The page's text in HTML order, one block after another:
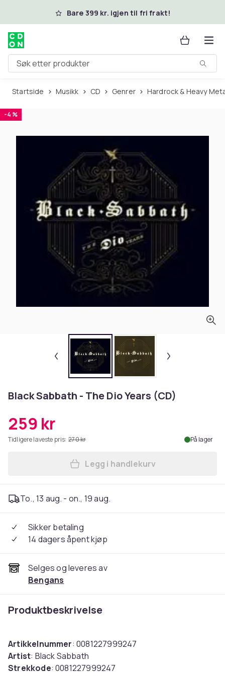
Hopp til hovedinnholdBare 399 kr. igjen til fri frakt!
Søk etter produkter
Startside Musikk CD Genrer Hardrock & Heavy
-4 %
Black Sabbath - The Dio Years (CD)
259 kr
Tidligere laveste pris: 270 kr På lager
Legg Black Sabbath - The
Legg i handlekurv
To., 13 aug. - on., 19 aug.
Sikker betaling
14 dagers åpent kjøp
Selges og leveres av
Bengans
Produktbeskrivelse
Artikkelnummer: 0081227999247
Artist: Black Sabbath
Strekkode: 0081227999247